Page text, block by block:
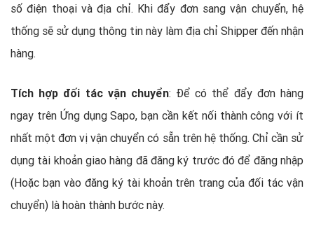
số điện thoại và địa chỉ. Khi đẩy đơn sang vận chuyển, hệ
thống sẽ sử dụng thông tin này làm địa chỉ Shipper đến nhận
hàng.
Tích hợp đối tác vận chuyển: Để có thể đẩy đơn hàng
ngay trên Ứng dụng Sapo, bạn cần kết nối thành công với ít
nhất một đơn vị vận chuyển có sẵn trên hệ thống. Chỉ cần sử
dụng tài khoản giao hàng đã đăng ký trước đó để đăng nhập
(Hoặc bạn vào đăng ký tài khoản trên trang của đối tác vận
chuyển) là hoàn thành bước này.